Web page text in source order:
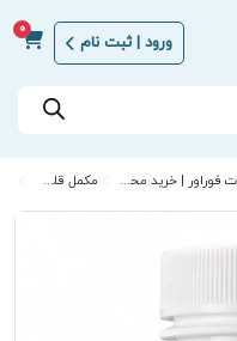
ورود | ثبت نام
0
محصولات فوراور | خرید محصولات فوراور اصل با بهترین قیمت مکمل قلب و گردش خون